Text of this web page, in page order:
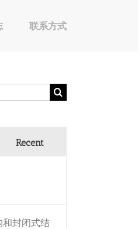
联系方式
Recent
和封闭式结